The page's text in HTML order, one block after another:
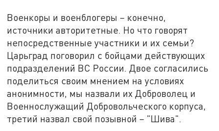
Военкоры и военблогеры – конечно,
источники авторитетные. Но что говорят
непосредственные участники и их семьи?
Царьград поговорил с бойцами действующих
подразделений ВС России. Двое согласились
поделиться своим мнением на условиях
анонимности, мы назвали их Доброволец и
Военнослужащий Добровольческого корпуса,
третий назвал свой позывной – "Шива".